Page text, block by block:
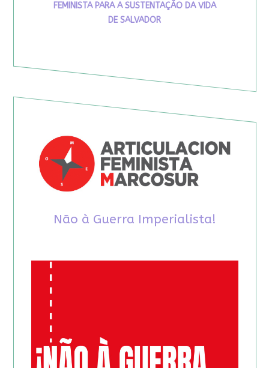
FEMINISTA PARA A SUSTENTAÇÃO DA VIDA
DE SALVADOR
Não à Guerra Imperialista!